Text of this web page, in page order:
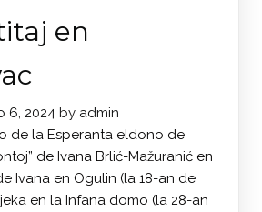
en
6, 2024 by admin
de la Esperanta eldono de
de Ivana Brlić-Mažuranić en
Ivana en Ogulin (la 18-an de
en la Infana domo (la 28-an